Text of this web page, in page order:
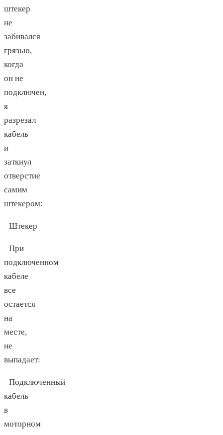
штекер
не
забивался
грязью,
когда
он не
подключен,
я
разрезал
кабель
и
заткнул
отверстие
самим
штекером:
Штекер
При
подключенном
кабеле
все
остается
на
месте,
не
выпадает:
Подключенный
кабель
в
моторном